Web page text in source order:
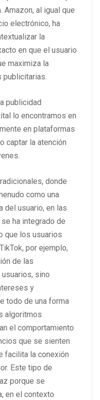
Amazon, al igual que
electrónico, ha
la
en que el usuario
maximiza la
publicitarias.
publicidad
lo encontramos en
en plataformas
captar la atención
donde
como una
del usuario, en las
ha integrado de
que los usuarios
por ejemplo,
de las
sino
y
todo de una forma
algoritmos
el comportamiento
que se sienten
facilita la conexión
Este tipo de
porque se
en el contexto